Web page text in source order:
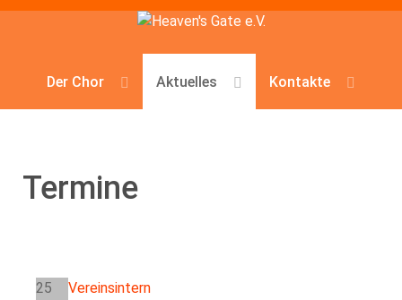
Der Chor Aktuelles Kontakte
Termine
25
Vereinsintern